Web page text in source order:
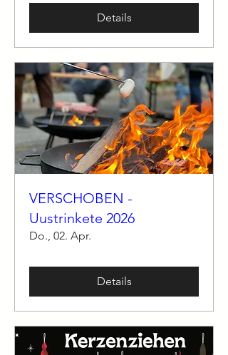
Details
VERSCHOBEN -
Uustrinkete 2026
Do., 02. Apr.
Details